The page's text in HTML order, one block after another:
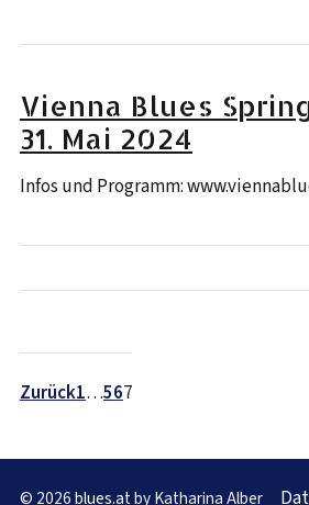
Vienna Blues
31. Mai 2024
Infos und Programm:
der
Beiträge
Zurück1…567
© 2026blues.atby Katharina Alber